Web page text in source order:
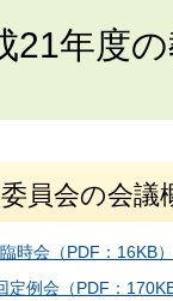
21年度
員会の会議
時会（PDF：16KB）
定例会（PDF：170KB